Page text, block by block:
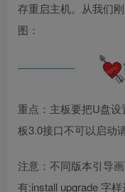
存重启主机。从我们
图：
重点：主板要把U盘
板3.0接口不可以启动
注意：不同版本引导
有:install upgrade 字